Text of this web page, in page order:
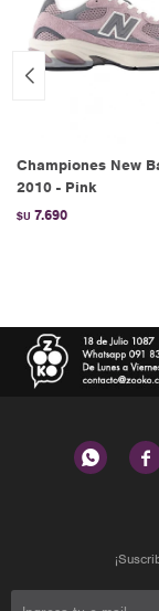
Championes New
2010 - Pink
$U 7.690
 